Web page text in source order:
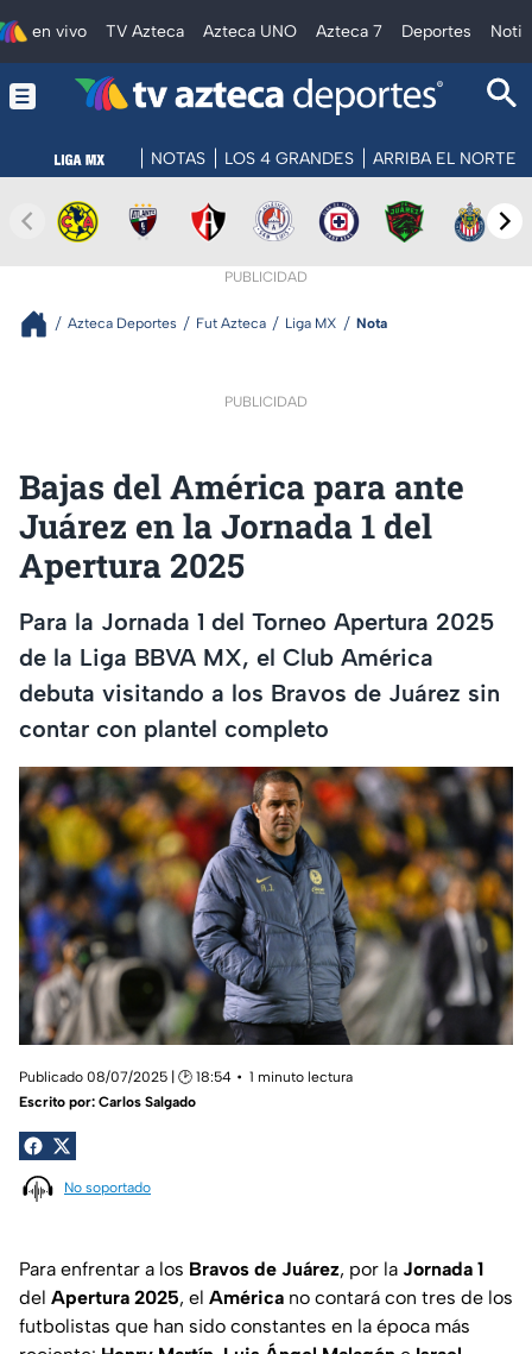
en vivo TV Azteca Azteca UNO Azteca 7 Deportes
NOTAS LOS 4 GRANDES ARRIBA EL NORTE
PUBLICIDAD
Azteca Deportes Fut Azteca Liga MX Nota
PUBLICIDAD
Bajas del América para ante
Juárez en la Jornada 1 del
Apertura 2025
Para la Jornada 1 del Torneo Apertura 2025
de la Liga BBVA MX, el Club América
debuta visitando a los Bravos de Juárez sin
contar con plantel completo
Publicado 08/07/2025 | 🕑 18:54
1 minuto lectura
Escrito por: Carlos Salgado
No soportado
Para enfrentar a los Bravos de Juárez, por la Jornada 1
del Apertura 2025, el América no contará con tres de los
futbolistas que han sido constantes en la época más